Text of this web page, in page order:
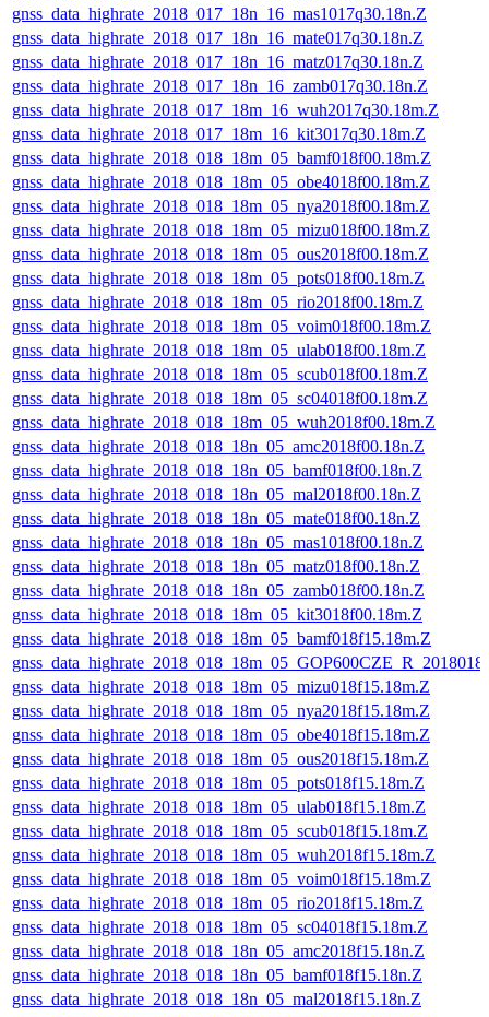
gnss_data_highrate_2018_017_18n_16_mas1017q30.18n.Z
gnss_data_highrate_2018_017_18n_16_mate017q30.18n.Z
gnss_data_highrate_2018_017_18n_16_matz017q30.18n.Z
gnss_data_highrate_2018_017_18n_16_zamb017q30.18n.Z
gnss_data_highrate_2018_017_18m_16_wuh2017q30.18m.Z
gnss_data_highrate_2018_017_18m_16_kit3017q30.18m.Z
gnss_data_highrate_2018_018_18m_05_bamf018f00.18m.Z
gnss_data_highrate_2018_018_18m_05_obe4018f00.18m.Z
gnss_data_highrate_2018_018_18m_05_nya2018f00.18m.Z
gnss_data_highrate_2018_018_18m_05_mizu018f00.18m.Z
gnss_data_highrate_2018_018_18m_05_ous2018f00.18m.Z
gnss_data_highrate_2018_018_18m_05_pots018f00.18m.Z
gnss_data_highrate_2018_018_18m_05_rio2018f00.18m.Z
gnss_data_highrate_2018_018_18m_05_voim018f00.18m.Z
gnss_data_highrate_2018_018_18m_05_ulab018f00.18m.Z
gnss_data_highrate_2018_018_18m_05_scub018f00.18m.Z
gnss_data_highrate_2018_018_18m_05_sc04018f00.18m.Z
gnss_data_highrate_2018_018_18m_05_wuh2018f00.18m.Z
gnss_data_highrate_2018_018_18n_05_amc2018f00.18n.Z
gnss_data_highrate_2018_018_18n_05_bamf018f00.18n.Z
gnss_data_highrate_2018_018_18n_05_mal2018f00.18n.Z
gnss_data_highrate_2018_018_18n_05_mate018f00.18n.Z
gnss_data_highrate_2018_018_18n_05_mas1018f00.18n.Z
gnss_data_highrate_2018_018_18n_05_matz018f00.18n.Z
gnss_data_highrate_2018_018_18n_05_zamb018f00.18n.Z
gnss_data_highrate_2018_018_18m_05_kit3018f00.18m.Z
gnss_data_highrate_2018_018_18m_05_bamf018f15.18m.Z
gnss_data_highrate_2018_018_18m_05_mizu018f15.18m.Z
gnss_data_highrate_2018_018_18m_05_nya2018f15.18m.Z
gnss_data_highrate_2018_018_18m_05_obe4018f15.18m.Z
gnss_data_highrate_2018_018_18m_05_ous2018f15.18m.Z
gnss_data_highrate_2018_018_18m_05_pots018f15.18m.Z
gnss_data_highrate_2018_018_18m_05_ulab018f15.18m.Z
gnss_data_highrate_2018_018_18m_05_scub018f15.18m.Z
gnss_data_highrate_2018_018_18m_05_wuh2018f15.18m.Z
gnss_data_highrate_2018_018_18m_05_voim018f15.18m.Z
gnss_data_highrate_2018_018_18m_05_rio2018f15.18m.Z
gnss_data_highrate_2018_018_18m_05_sc04018f15.18m.Z
gnss_data_highrate_2018_018_18n_05_amc2018f15.18n.Z
gnss_data_highrate_2018_018_18n_05_bamf018f15.18n.Z
gnss_data_highrate_2018_018_18n_05_mal2018f15.18n.Z